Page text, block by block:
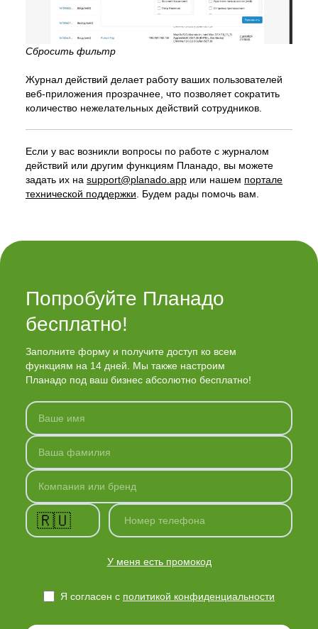
Сбросить фильтр
Журнал действий делает работу ваших пользователей
веб-приложения прозрачнее, что позволяет сократить
количество нежелательных действий сотрудников.
Если у вас возникли вопросы по работе с журналом
действий или другим функциям Планадо, вы можете
задать их на support@planado.app или нашем портале
технической поддержки . Будем рады помочь вам.
Попробуйте Планадо
бесплатно!
Заполните форму и получите доступ ко всем
функциям на 14 дней. Мы также настроим
Планадо под ваш бизнес абсолютно бесплатно!
Ваше имя
Ваша фамилия
Компания или бренд
🇷🇺 Номер телефона
У меня есть промокод
Я согласен с политикой конфиденциальности